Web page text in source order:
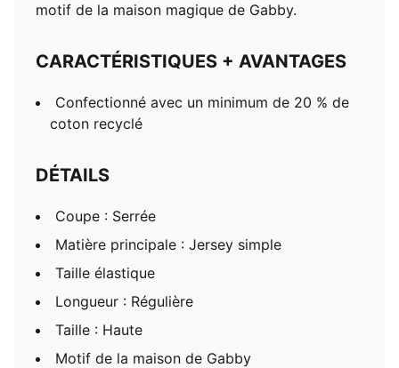
motif de la maison magique de Gabby.
CARACTÉRISTIQUES + AVANTAGES
Confectionné avec un minimum de 20 % de
coton recyclé
DÉTAILS
Coupe : Serrée
Matière principale : Jersey simple
Taille élastique
Longueur : Régulière
Taille : Haute
Motif de la maison de Gabby